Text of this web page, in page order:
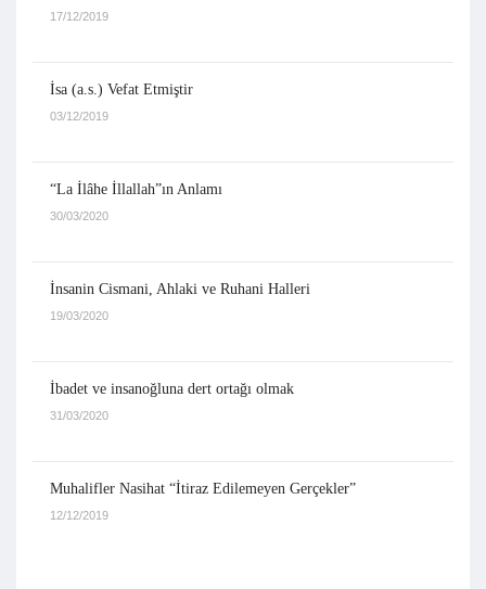
17/12/2019
İsa (a.s.) Vefat Etmiştir
03/12/2019
“La İlâhe İllallah”ın Anlamı
30/03/2020
İnsanin Cismani, Ahlaki ve Ruhani Halleri
19/03/2020
İbadet ve insanoğluna dert ortağı olmak
31/03/2020
Muhalifler Nasihat “İtiraz Edilemeyen Gerçekler”
12/12/2019